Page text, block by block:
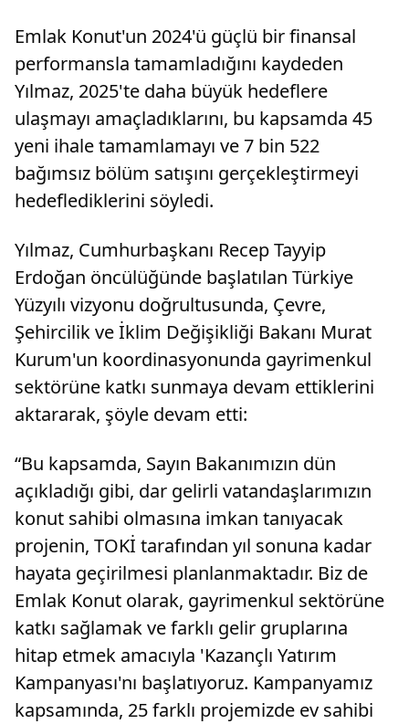
Emlak Konut'un 2024'ü güçlü bir finansal
performansla tamamladığını kaydeden
Yılmaz, 2025'te daha büyük hedeflere
ulaşmayı amaçladıklarını, bu kapsamda 45
yeni ihale tamamlamayı ve 7 bin 522
bağımsız bölüm satışını gerçekleştirmeyi
hedeflediklerini söyledi.
Yılmaz, Cumhurbaşkanı Recep Tayyip
Erdoğan öncülüğünde başlatılan Türkiye
Yüzyılı vizyonu doğrultusunda, Çevre,
Şehircilik ve İklim Değişikliği Bakanı Murat
Kurum'un koordinasyonunda gayrimenkul
sektörüne katkı sunmaya devam ettiklerini
aktararak, şöyle devam etti:
“Bu kapsamda, Sayın Bakanımızın dün
açıkladığı gibi, dar gelirli vatandaşlarımızın
konut sahibi olmasına imkan tanıyacak
projenin, TOKİ tarafından yıl sonuna kadar
hayata geçirilmesi planlanmaktadır. Biz de
Emlak Konut olarak, gayrimenkul sektörüne
katkı sağlamak ve farklı gelir gruplarına
hitap etmek amacıyla 'Kazançlı Yatırım
Kampanyası'nı başlatıyoruz. Kampanyamız
kapsamında, 25 farklı projemizde ev sahibi